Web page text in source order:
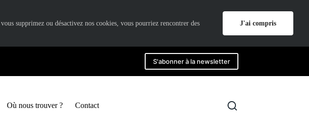
S'abonner à la newsletter
Où nous trouver ? Contact
supprimez ou désactivez nos cookies, vous pourriez rencontrer des
J'ai compris